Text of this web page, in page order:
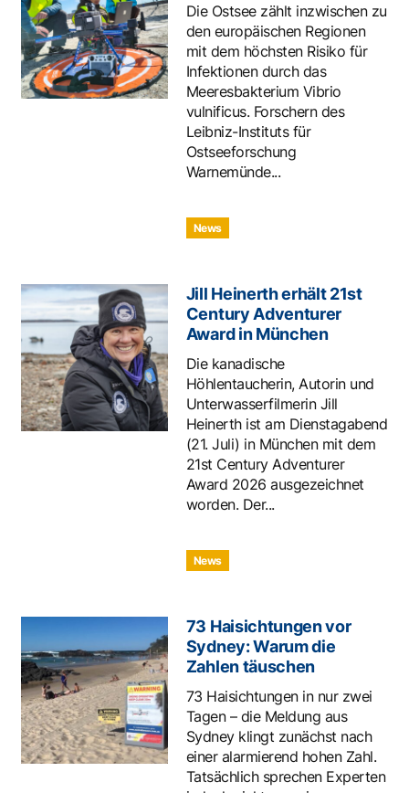
Die Ostsee zählt inzwischen zu
den europäischen Regionen
mit dem höchsten Risiko für
Infektionen durch das
Meeresbakterium Vibrio
vulnificus. Forschern des
Leibniz-Instituts für
Ostseeforschung
Warnemünde...
News
Jill Heinerth erhält 21st
Century Adventurer
Award in München
Die kanadische
Höhlentaucherin, Autorin und
Unterwasserfilmerin Jill
Heinerth ist am Dienstagabend
(21. Juli) in München mit dem
21st Century Adventurer
Award 2026 ausgezeichnet
worden. Der...
News
73 Haisichtungen vor
Sydney: Warum die
Zahlen täuschen
73 Haisichtungen in nur zwei
Tagen – die Meldung aus
Sydney klingt zunächst nach
einer alarmierend hohen Zahl.
Tatsächlich sprechen Experten